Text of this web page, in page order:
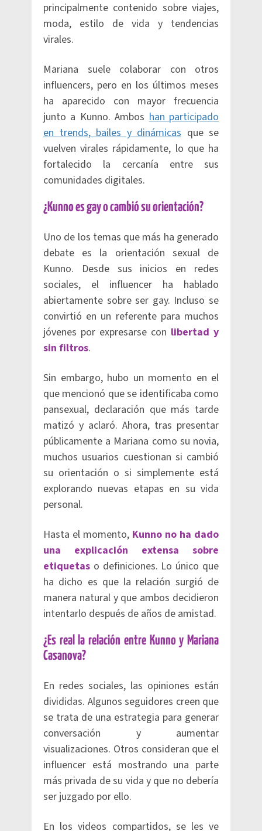
principalmente contenido sobre viajes,
moda, estilo de vida y tendencias
virales.
Mariana suele colaborar con otros
influencers, pero en los últimos meses
ha aparecido con mayor frecuencia
junto a Kunno. Amboshan participado
en trends, bailes y dinámicas que se
vuelven virales rápidamente, lo que ha
fortalecido la cercanía entre sus
comunidades digitales.
¿Kunno es gay o cambió su orientación?
Uno de los temas que más ha generado
debate es la orientación sexual de
Kunno. Desde sus inicios en redes
sociales, el influencer ha hablado
abiertamente sobre ser gay. Incluso se
convirtió en un referente para muchos
jóvenes por expresarse con libertad y
sin filtros.
Sin embargo, hubo un momento en el
que mencionó que se identificaba como
pansexual, declaración que más tarde
matizó y aclaró. Ahora, tras presentar
públicamente a Mariana como su novia,
muchos usuarios cuestionan si cambió
su orientación o si simplemente está
explorando nuevas etapas en su vida
personal.
Hasta el momento, Kunno no ha dado
una explicación extensa sobre
etiquetas o definiciones. Lo único que
ha dicho es que la relación surgió de
manera natural y que ambos decidieron
intentarlo después de años de amistad.
¿Es real la relación entre Kunno y Mariana
Casanova?
En redes sociales, las opiniones están
divididas. Algunos seguidores creen que
se trata de una estrategia para generar
conversación y aumentar
visualizaciones. Otros consideran que el
influencer está mostrando una parte
más privada de su vida y que no debería
ser juzgado por ello.
En los videos compartidos, se les ve